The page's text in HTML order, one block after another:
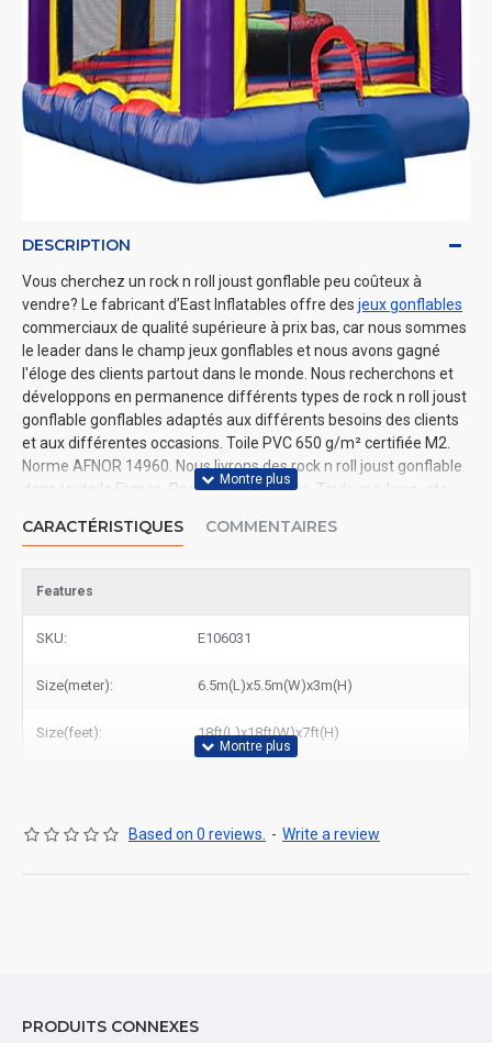
DESCRIPTION
Vous cherchez un rock n roll joust gonflable peu coûteux à
vendre? Le fabricant d’East Inflatables offre des jeux gonflables
commerciaux de qualité supérieure à prix bas, car nous sommes
le leader dans le champ jeux gonflables et nous avons gagné
l'éloge des clients partout dans le monde. Nous recherchons et
développons en permanence différents types de rock n roll joust
gonflable gonflables adaptés aux différents besoins des clients
et aux différentes occasions. Toile PVC 650 g/m² certifiée M2.
Norme AFNOR 14960​. Nous livrons des rock n roll joust gonflable
dans toute la France, Paris, Marseille, Nice, Toulouse, Lyon, etc.
CARACTÉRISTIQUES COMMENTAIRES
Features
SKU: E106031
Size(meter): 6.5m(L)x5.5m(W)x3m(H)
Size(feet): 18ft(L)x18ft(W)x7ft(H)
Based on 0 reviews. - Write a review
PRODUITS CONNEXES